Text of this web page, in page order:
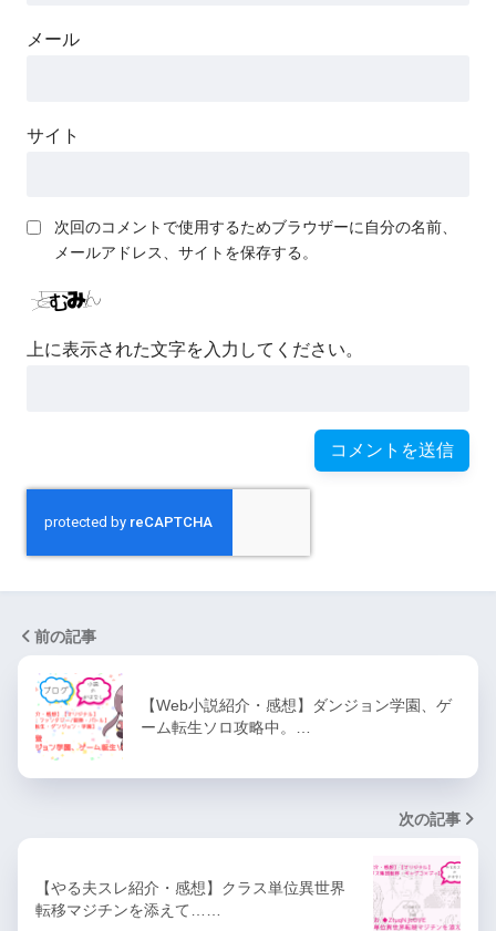
メール
サイト
次回のコメントで使用するためブラウザーに自分の名前、
メールアドレス、サイトを保存する。
上に表示された文字を入力してください。
前の記事
【Web小説紹介・感想】ダンジョン学園、ゲ
ーム転生ソロ攻略中。…
次の記事
【やる夫スレ紹介・感想】クラス単位異世界
転移マジチンを添えて……